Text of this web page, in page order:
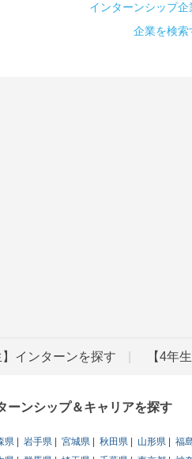
インターンシップ企
企業を検索
】インターンを探す 【4年
ーンシップ＆キャリアを探す
県 岩手県 宮城県 秋田県 山形県
福